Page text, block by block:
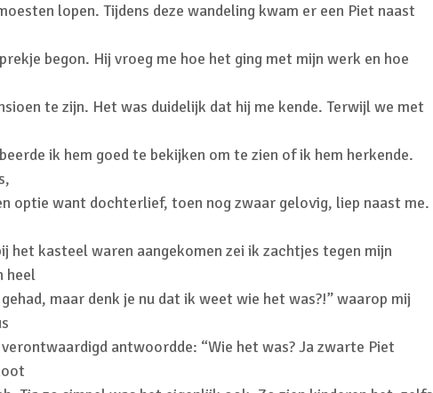
lopen. Tijdens deze wandeling kwam er een Piet naast
begon. Hij vroeg me hoe het ging met mijn werk en hoe
te zijn. Het was duidelijk dat hij me kende. Terwijl we met
ik hem goed te bekijken om te zien of ik hem herkende.
optie want dochterlief, toen nog zwaar gelovig, liep naast me.
het kasteel waren aangekomen zei ik zachtjes tegen mijn
heel
maar denk je nu dat ik weet wie het was?!” waarop mij
antwoordde: “Wie het was? Ja zwarte Piet